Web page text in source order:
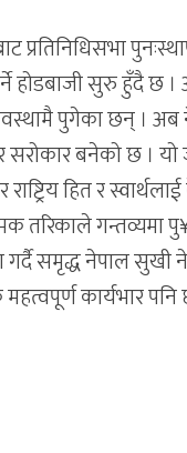
प्रतिनिधिसभा
होडबाजी सुरु हुँदै छ
पुगेका छन् ।
सरोकार बनेको छ ।
राष्ट्रिय हित र
तरिकाले गन्तव्यमा
समृद्ध नेपाल सुखी
कार्यभार